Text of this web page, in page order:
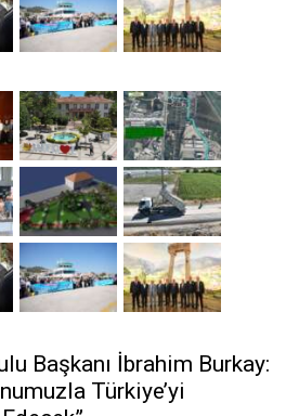
Başkanı İbrahim Burkay:
Türkiye’yi